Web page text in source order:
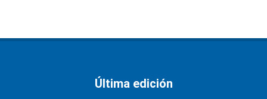
Última edición